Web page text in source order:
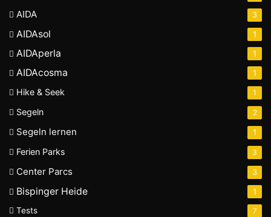
AIDA 3
AIDAsol 1
AIDAperla 1
AIDAcosma 1
Hike & Seek 1
Segeln 2
Segeln lernen 1
Ferien Parks 3
Center Parcs 3
Bispinger Heide
1
Tests
7